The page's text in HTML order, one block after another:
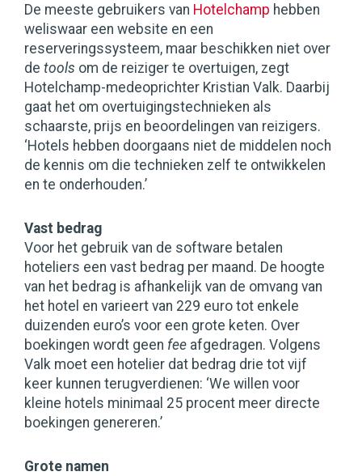
De meeste gebruikers van Hotelchamp hebben
weliswaar een website en een
reserveringssysteem, maar beschikken niet over
de tools om de reiziger te overtuigen, zegt
Hotelchamp-medeoprichter Kristian Valk. Daarbij
gaat het om overtuigingstechnieken als
schaarste, prijs en beoordelingen van reizigers.
‘Hotels hebben doorgaans niet de middelen noch
de kennis om die technieken zelf te ontwikkelen
en te onderhouden.’
Vast bedrag
Voor het gebruik van de software betalen
hoteliers een vast bedrag per maand. De hoogte
van het bedrag is afhankelijk van de omvang van
het hotel en varieert van 229 euro tot enkele
duizenden euro’s voor een grote keten. Over
boekingen wordt geen fee afgedragen. Volgens
Valk moet een hotelier dat bedrag drie tot vijf
keer kunnen terugverdienen: ‘We willen voor
kleine hotels minimaal 25 procent meer directe
boekingen genereren.’
Grote namen